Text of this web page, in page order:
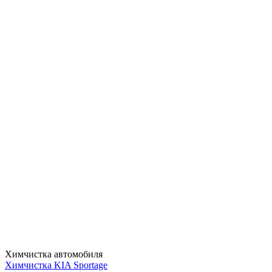
Химчистка автомобиля
Химчистка KIA Sportage